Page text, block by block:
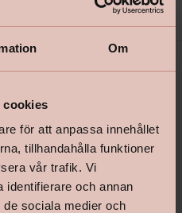
Om
cookies
för att anpassa innehållet
tillhandahålla funktioner
vår trafik. Vi
identifierare och annan
sociala medier och